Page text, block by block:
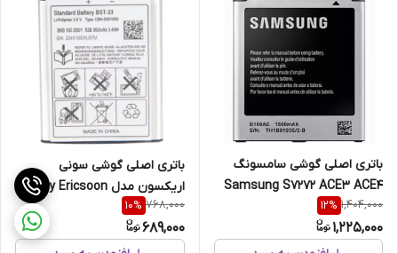
باتری اصلی گوشی سامسونگ
Samsung S7272 ACE3 ACE4
1,404,000
12%
1,225,000
باتری اصلی گوشی سونی
اریکسون مدل Sony Ericsoon
K810 - BST33
768,000
10%
689,000